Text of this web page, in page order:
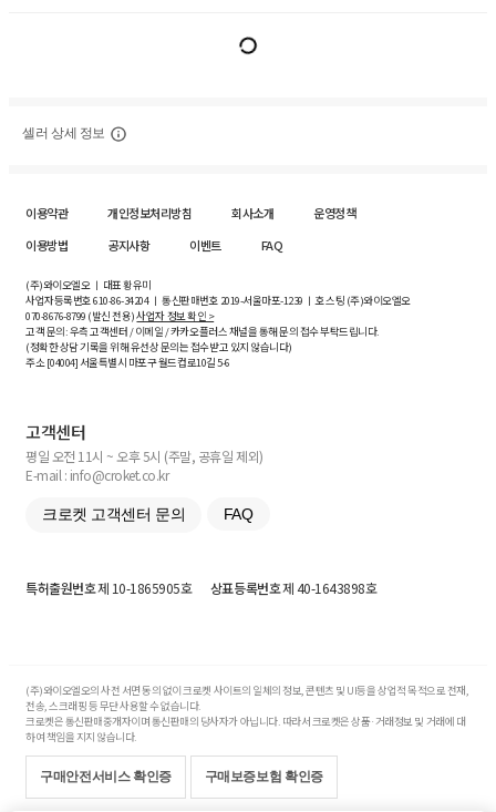
셀러 상세 정보
이용약관 개인정보처리방침 회사소개
운영정책
이용방법
공지사항 이벤트 FAQ
(주)와이오엘오 ㅣ 대표 황유미
사업자등록번호610-86-34204ㅣ 통신판매번호 2019-서울마포-1239 ㅣ 호스팅 (주)와이오엘오
070-8676-8799 (발신 전용)사업자 정보 확인 >
고객 문의: 우측 고객센터 / 이메일 / 카카오플러스 채널을 통해 문의 접수 부탁드립니다.
(정확한 상담 기록을 위해 유선상 문의는 접수받고 있지 않습니다)
주소 [04004] 서울특별시 마포구 월드컵로10길5-6
고객센터
평일 오전 11시 ~ 오후 5시 (주말, 공휴일 제외)
E-mail : info@croket.co.kr
크로켓 고객센터 문의 FAQ
특허출원번호제 10-1865905호 상표등록번호제 40-1643898호
(주)와이오엘오의 사전 서면 동의 없이 크로켓 사이트의 일체의 정보, 콘텐츠 및 UI등을 상업적 목적으로 전재,
전송, 스크래핑 등 무단 사용할 수 없습니다.
크로켓은 통신판매중개자이며 통신판매의 당사자가 아닙니다. 따라서 크로켓은 상품·거래정보 및 거래에 대
하여 책임을 지지 않습니다.
구매안전서비스 확인증 구매보증보험 확인증